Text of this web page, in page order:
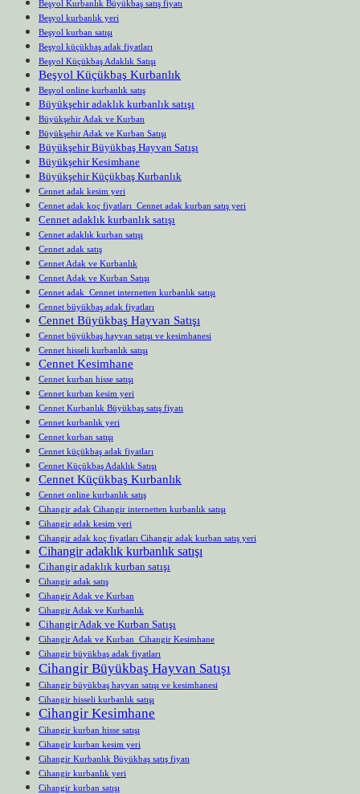
Beşyol Kurbanlık Büyükbaş satış fiyatı
Beşyol kurbanlık yeri
Beşyol kurban satışı
Beşyol küçükbaş adak fiyatları
Beşyol Küçükbaş Adaklık Satışı
Beşyol Küçükbaş Kurbanlık
Beşyol online kurbanlık satış
Büyükşehir adaklık kurbanlık satışı
Büyükşehir Adak ve Kurban
Büyükşehir Adak ve Kurban Satışı
Büyükşehir Büyükbaş Hayvan Satışı
Büyükşehir Kesimhane
Büyükşehir Küçükbaş Kurbanlık
Cennet adak kesim yeri
Cennet adak koç fiyatları Cennet adak kurban satış yeri
Cennet adaklık kurbanlık satışı
Cennet adaklık kurban satışı
Cennet adak satış
Cennet Adak ve Kurbanlık
Cennet Adak ve Kurban Satışı
Cennet adak Cennet internetten kurbanlık satışı
Cennet büyükbaş adak fiyatları
Cennet Büyükbaş Hayvan Satışı
Cennet büyükbaş hayvan satışı ve kesimhanesi
Cennet hisseli kurbanlık satışı
Cennet Kesimhane
Cennet kurban hisse satışı
Cennet kurban kesim yeri
Cennet Kurbanlık Büyükbaş satış fiyatı
Cennet kurbanlık yeri
Cennet kurban satışı
Cennet küçükbaş adak fiyatları
Cennet Küçükbaş Adaklık Satışı
Cennet Küçükbaş Kurbanlık
Cennet online kurbanlık satış
Cihangir adak Cihangir internetten kurbanlık satışı
Cihangir adak kesim yeri
Cihangir adak koç fiyatları Cihangir adak kurban satış yeri
Cihangir adaklık kurbanlık satışı
Cihangir adaklık kurban satışı
Cihangir adak satış
Cihangir Adak ve Kurban
Cihangir Adak ve Kurbanlık
Cihangir Adak ve Kurban Satışı
Cihangir Adak ve Kurban Cihangir Kesimhane
Cihangir büyükbaş adak fiyatları
Cihangir Büyükbaş Hayvan Satışı
Cihangir büyükbaş hayvan satışı ve kesimhanesi
Cihangir hisseli kurbanlık satışı
Cihangir Kesimhane
Cihangir kurban hisse satışı
Cihangir kurban kesim yeri
Cihangir Kurbanlık Büyükbaş satış fiyatı
Cihangir kurbanlık yeri
Cihangir kurban satışı